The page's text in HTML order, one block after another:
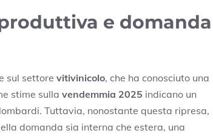
e domanda
sul settore vitivinicolo, che ha conosciuto una
stime sulla vendemmia 2025 indicano un
Tuttavia, nonostante questa ripresa,
domanda sia interna che estera, una